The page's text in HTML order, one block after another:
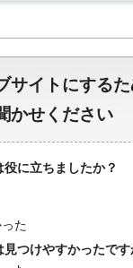
サイトにする
かせください
に立ちましたか？
た
つけやすかったです